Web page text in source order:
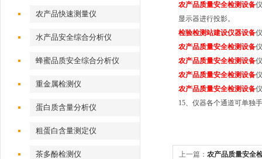
农产品快速测量仪
水产品安全综合分析仪
蜂蜜品质安全综合分析仪
重金属检测仪
蛋白质含量分析仪
粗蛋白含量测定仪
茶多酚检测仪
农产品质量安全检测设备
显示器进行投影。
检验检测站建设仪器设备
农产品质量安全检测设备
农产品质量安全检测设备
农产品质量安全检测设备
农产品质量安全检测设备
15、仪器各个通道可单独
上一篇： 农产品质量安全